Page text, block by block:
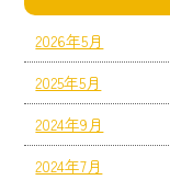
2026年5月
2025年5月
2024年9月
2024年7月